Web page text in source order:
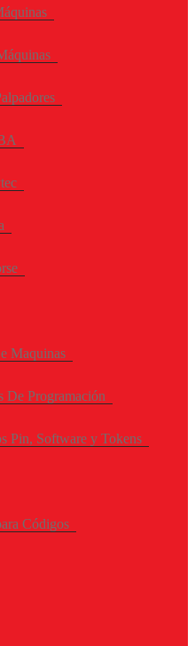
Maquinas
De Programación
Pin, Software y Tokens
Códigos